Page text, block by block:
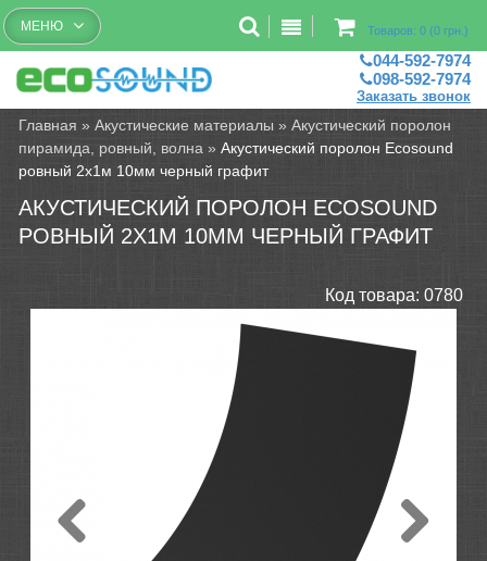
Бесплатный рассчет помещений
Товаров: 0 (0 грн.)
МЕНЮ
044-592-7974
098-592-7974
Заказать звонок
Главная »Акустические материалы »Акустический поролон
пирамида, ровный, волна »Акустический поролон Ecosound
ровный 2х1м 10мм черный графит
АКУСТИЧЕСКИЙ ПОРОЛОН ECOSOUND
РОВНЫЙ 2Х1М 10ММ ЧЕРНЫЙ ГРАФИТ
Код товара: 0780